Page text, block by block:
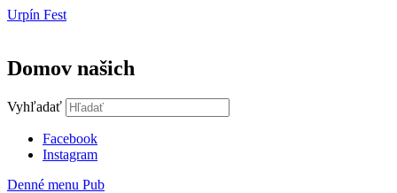
Preskočiť
Urpín Fest
Domov našich
Vyhľadať
Facebook
Instagram
Denné menu Pub